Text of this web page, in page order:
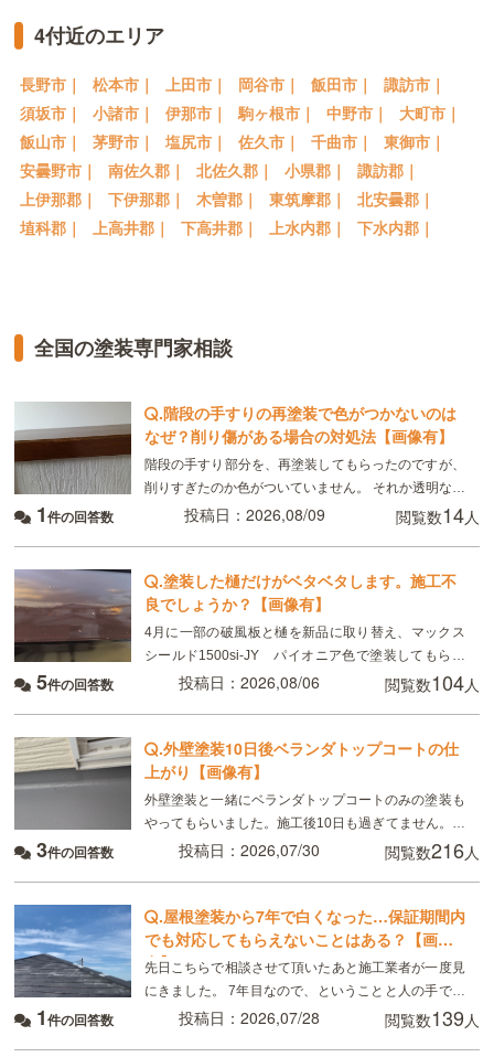
4付近のエリア
長野市｜ 松本市｜ 上田市｜ 岡谷市｜ 飯田市｜
諏訪市｜
須坂市｜
小諸市｜ 伊那市｜ 駒ヶ根市｜ 中野市｜
大町市｜
飯山市｜
茅野市｜ 塩尻市｜ 佐久市｜ 千曲市｜
東御市｜
安曇野市｜
南佐久郡｜ 北佐久郡｜ 小県郡｜
諏訪郡｜
上伊那郡｜
下伊那郡｜ 木曽郡｜ 東筑摩郡｜
北安曇郡｜
埴科郡｜
上高井郡｜ 下高井郡｜ 上水内郡｜ 下水内郡｜
全国の塗装専門家相談
.階段の手すりの再塗装で色がつかないのは
なぜ？削り傷がある場合の対処法【画像有】
階段の手すり部分を、再塗装してもらったのですが、
削りすぎたのか色がついていません。 それか透明な塗
料だけぬって、塗装はしていないのでしょうか？以前
1件の回答数 投稿日：2026,08/09 閲覧数14人
.塗装した樋だけがベタベタします。施工不
良でしょうか？【画像有】
4月に一部の破風板と樋を新品に取り替え、マックス
シールド1500si-JY パイオニア色で塗装してもらい
ました。 8月現在、樋がベタベタして小さい虫が張り
5件の回答数 投稿日：2026,08/06 閲覧数104人
.外壁塗装10日後ベランダトップコートの仕
上がり【画像有】
外壁塗装と一緒にベランダトップコートのみの塗装も
やってもらいました。施工後10日も過ぎてません。こ
れは普通ですか？
3件の回答数 投稿日：2026,07/30 閲覧数216人
.屋根塗装から7年で白くなった…保証期間内
でも対応してもらえないことはある？【画像
有】
先日こちらで相談させて頂いたあと施工業者が一度見
にきました。 7年目なので、ということと人の手で塗
るのでどうしてもムラはできる、板金部分はやはり経
1件の回答数 投稿日：2026,07/28 閲覧数139 人